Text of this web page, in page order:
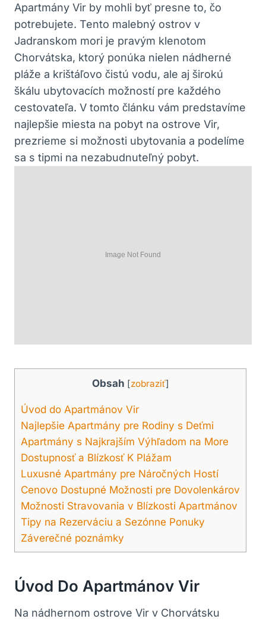
Apartmány Vir by mohli byť presne to, čo
potrebujete. Tento malebný ostrov v
Jadranskom mori je pravým klenotom
Chorvátska, ktorý ponúka nielen nádherné
pláže a krištáľovo čistú vodu, ale aj širokú
škálu ubytovacích možností pre každého
cestovateľa. V tomto článku vám predstavíme
najlepšie miesta na pobyt na ostrove Vir,
prezrieme si možnosti ubytovania a podelíme
sa s tipmi na nezabudnuteľný pobyt.
Obsah [zobraziť]
Úvod do Apartmánov Vir
Najlepšie Apartmány pre Rodiny s Deťmi
Apartmány s Najkrajším Výhľadom na More
Dostupnosť a Blízkosť K Plážam
Luxusné Apartmány pre Náročných Hostí
Cenovo Dostupné Možnosti pre Dovolenkárov
Možnosti Stravovania v Blízkosti Apartmánov
Tipy na Rezerváciu a Sezónne Ponuky
Záverečné poznámky
Úvod Do Apartmánov Vir
Na nádhernom ostrove Vir v Chorvátsku